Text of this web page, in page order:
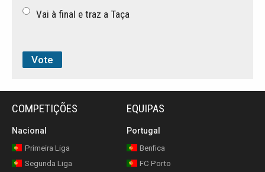
Vai à final e traz a Taça
COMPETIÇÕES
Nacional
Primeira Liga
Segunda Liga
EQUIPAS
Portugal
Benfica
FC Porto